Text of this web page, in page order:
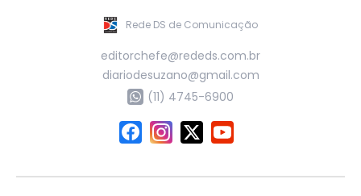
Rede DS de Comunicação
editorchefe@rededs.com.br
diariodesuzano@gmail.com
(11) 4745-6900